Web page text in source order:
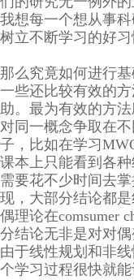
我想每一个想从事
树立不断学习的好习
那么究竟如何进行
一些还比较有效的
助。最为有效的方
对同一概念争取在
子，比如在学习
课本上只能看到各
需要花不少时间去
现，大部分结论都
偶理论在comsumer
分结论无非是对对
由于线性规划和非
个学习过程很快就